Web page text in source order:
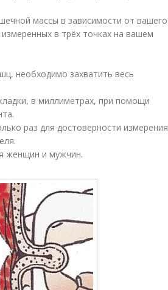
массы в зависимости от вашего
в трёх точках на вашем
необходимо захватить весь
в миллиметрах, при помощи
раз для достоверности измерения
женщин и мужчин.